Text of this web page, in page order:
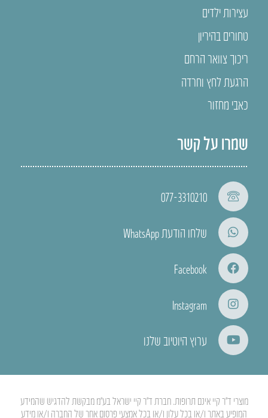
עצירות ילדים
טחורים בהיריון
ריכוך צוואר הרחם
הרגעת לחץ וחרדה
כאבי מחזור
שמרו על קשר
077-3310210
שלחו הודעת WhatsApp
Facebook
Instagram
ערוץ היוטיוב שלנו
מוצרי ד”ר קיי אינם תרופות. חברת ד”ר קיי ישראל בע”מ מבקשת להדגיש שהמידע
המופיע באתר ו/או בכל עלון ו/או בכל אמצעי פרסום אחר של החברה ו/או מידע